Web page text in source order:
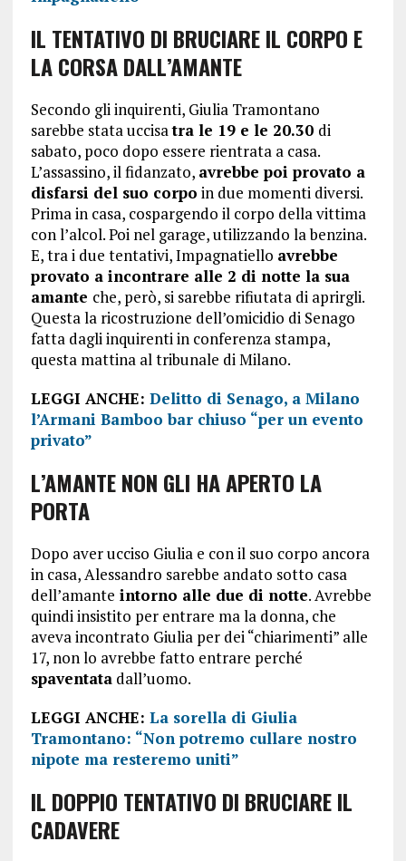
IL TENTATIVO DI BRUCIARE IL CORPO E
LA CORSA DALL’AMANTE
Secondo gli inquirenti, Giulia Tramontano
sarebbe stata uccisatra le 19 e le 20.30 di
sabato, poco dopo essere rientrata a casa.
L’assassino, il fidanzato, avrebbe poi provato a
disfarsi del suo corpo in due momenti diversi.
Prima in casa, cospargendo il corpo della vittima
con l’alcol. Poi nel garage, utilizzando la benzina.
E, tra i due tentativi, Impagnatiello avrebbe
provato a incontrare alle 2 di notte la sua
amante che, però, si sarebbe rifiutata di aprirgli.
Questa la ricostruzione dell’omicidio di Senago
fatta dagli inquirenti in conferenza stampa,
questa mattina al tribunale di Milano.
LEGGI ANCHE: Delitto di Senago, a Milano
l’Armani Bamboo bar chiuso “per un evento
privato”
L’AMANTE NON GLI HA APERTO LA
PORTA
Dopo aver ucciso Giulia e con il suo corpo ancora
in casa, Alessandro sarebbe andato sotto casa
dell’amante intorno alle due di notte. Avrebbe
quindi insistito per entrare ma la donna, che
aveva incontrato Giulia per dei “chiarimenti” alle
17, non lo avrebbe fatto entrare perché
spaventatadall’uomo.
LEGGI ANCHE: La sorella di Giulia
Tramontano: “Non potremo cullare nostro
nipote ma resteremo uniti”
IL DOPPIO TENTATIVO DI BRUCIARE IL
CADAVERE